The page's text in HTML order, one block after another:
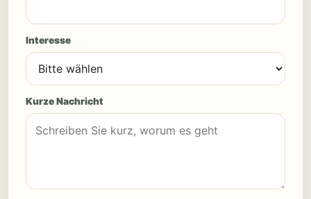
Interesse
Kurze Nachricht